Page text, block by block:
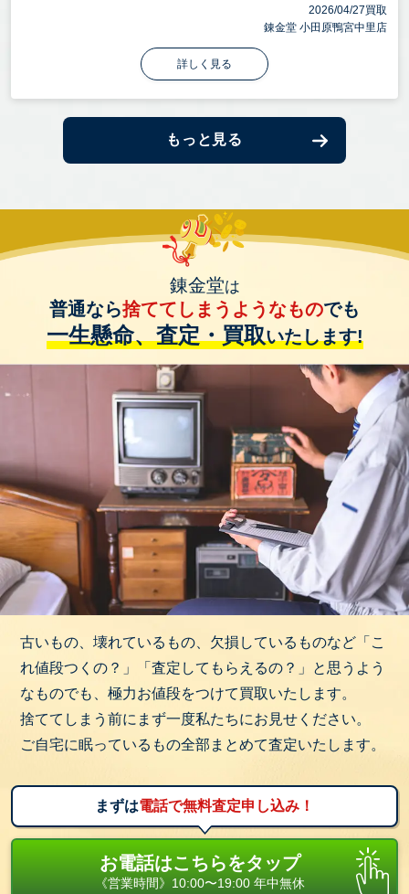
2026/04/27買取
錬金堂 小田原鴨宮中里店
詳しく見る
もっと見る
錬金堂は
普通なら捨ててしまうようなものでも
一生懸命、査定・買取いたします!
古いもの、壊れているもの、欠損しているものなど「こ
れ値段つくの？」「査定してもらえるの？」と思うよう
なものでも、極力お値段をつけて買取いたします。
捨ててしまう前にまず一度私たちにお見せください。
ご自宅に眠っているもの全部まとめて査定いたします。
まずは電話で無料査定申し込み！
お電話はこちらをタップ
《営業時間》10:00〜19:00 年中無休